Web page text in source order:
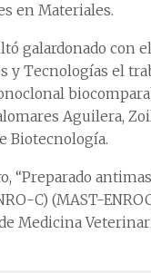
en Materiales.
galardonado con
y Tecnologías el
Aguilera,
Biotecnología.
“Preparado
C) (MAST-
Medicina